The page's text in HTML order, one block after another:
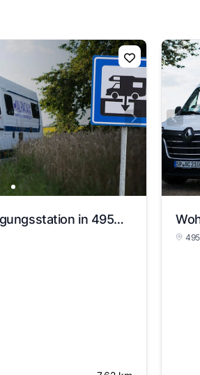
Wohnmobil Entsorgungsstation in 49506 Recke